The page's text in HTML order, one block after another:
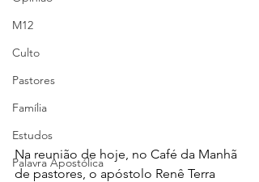
M12
Culto
Pastores
Família
Estudos
Palavra Apostólica
Na reunião de hoje, no Café da Manhã
de pastores, o apóstolo Renê Terra